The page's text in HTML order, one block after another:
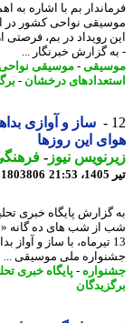
بم با اشاره به
نواحی کشور در این
رویداد در بم، فرصتی
گزارش خبرنگار ...
-موسیقی نواحی -
درخشان-
ساز و آوازی بداهه
این روزها
نیوز-فرهنگی-
81803806
پایگاه خبری
شب های ده گانه
تیرماه، با ساز و آواز
ملی موسیقی ...
- پایگاه خبری تحلیلی